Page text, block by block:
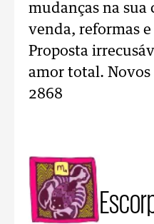
mudanças na sua
venda, reformas e
Proposta
amor total. Novos
2868